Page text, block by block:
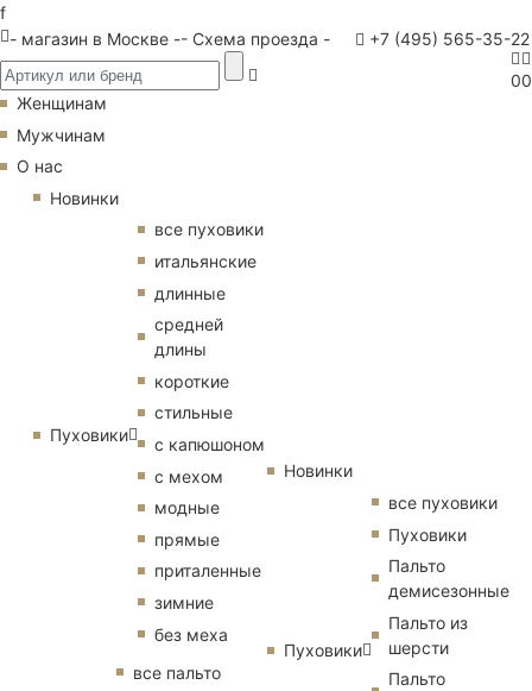
f
- магазин в Москве -- Схема проезда - +7 (495) 565-35-22
00
Женщинам
Мужчинам
О нас
Новинки
Пуховики
все пуховики
итальянские
длинные
средней
длины
короткие
стильные
с капюшоном
с мехом
модные
прямые
приталенные
зимние
без меха
все пальто
Новинки
Пуховики
все пуховики
Пуховики
Пальто
демисезонные
Пальто из
шерсти
Пальто